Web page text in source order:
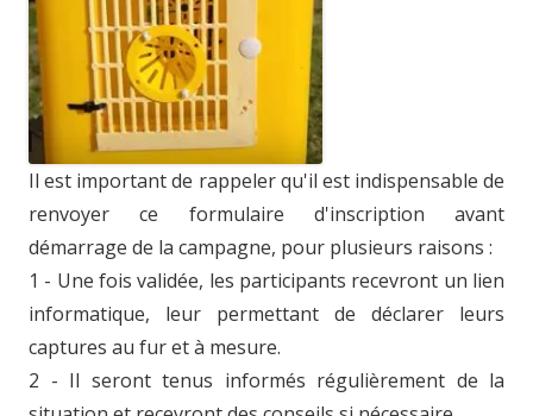
Il est important de rappeler qu'il est indispensable de
renvoyer ce formulaire d'inscription avant
démarrage de la campagne, pour plusieurs raisons :
1 - Une fois validée, les participants recevront un lien
informatique, leur permettant de déclarer leurs
captures au fur et à mesure.
2 - Il seront tenus informés régulièrement de la